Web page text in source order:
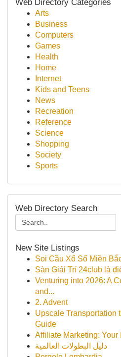
Web Directory Categories
Arts
Business
Computers
Games
Health
Home
Internet
Kids and Teens
News
Recreation
Reference
Science
Shopping
Society
Sports
Web Directory Search
New Site Listings
Soi Cầu Xổ Số Miền
Sàn Giải Trí 24club là
Venturing into 2026: A
and...
2. Advent
Upscale Transportation
Guide
Affiliate Marketing:
دليل البطولات العالمية